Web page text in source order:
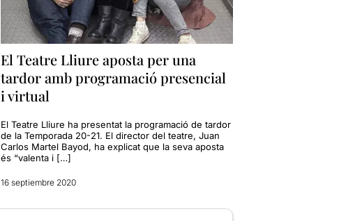
El Teatre Lliure aposta per una
tardor amb programació presencial
i virtual
El Teatre Lliure ha presentat la programació de tardor
de la Temporada 20-21. El director del teatre, Juan
Carlos Martel Bayod, ha explicat que la seva aposta
és “valenta i […]
16 septiembre 2020